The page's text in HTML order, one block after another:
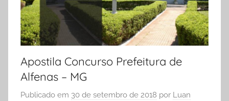
Apostila Concurso Prefeitura de
Alfenas – MG
Publicado em 30 de setembro de 2018 por Luan